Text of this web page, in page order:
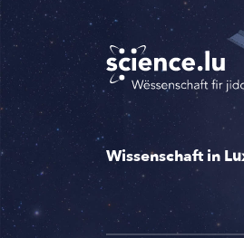
Skip
to
main
content
Wissenschaft in